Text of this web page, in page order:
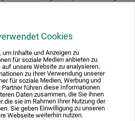
Cookies
Inhalte und Anzeigen zu
für soziale Medien anbieten zu
unsere Website zu analysieren.
zu Ihrer Verwendung unserer
für soziale Medien, Werbung und
Partner führen diese Informationen
Daten zusammen, die Sie ihnen
die sie im Rahmen Ihrer Nutzung der
Sie geben Einwilligung zu unseren
Webseite weiterhin nutzen.
stål. En dansende bevægelse, på
eller midt i et dybt buk. På den
bevægelsesforløb og
modelpositioner. Magnet-
deres afkortninger og koniske
Dukken i
fås i tre størrelser. Den runde